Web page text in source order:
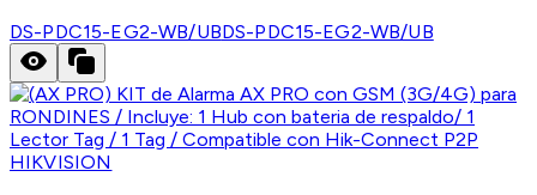
DS-PDC15-EG2-WB/UBDS-PDC15-EG2-WB/UB
HIKVISION